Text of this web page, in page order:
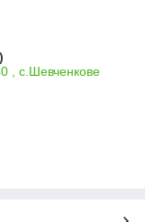
, с.Шевченкове